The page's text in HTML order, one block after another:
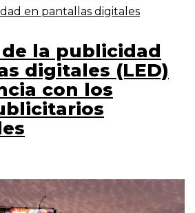
en pantallas digitales
la publicidad
digitales (LED)
con los